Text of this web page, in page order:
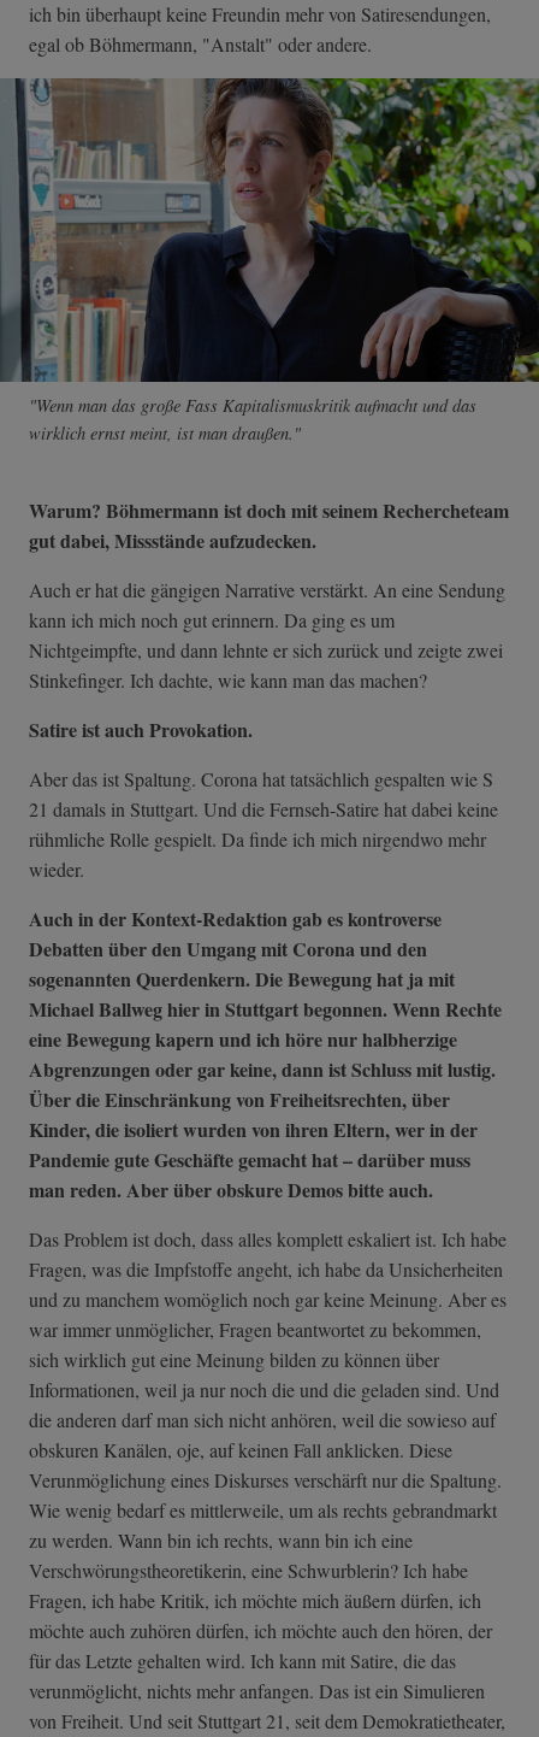
ich bin überhaupt keine Freundin mehr von Satiresendungen,
egal ob Böhmermann, "Anstalt" oder andere.
"Wenn man das große Fass Kapitalismuskritik aufmacht und das
wirklich ernst meint, ist man draußen."
Warum? Böhmermann ist doch mit seinem Rechercheteam
gut dabei, Missstände aufzudecken.
Auch er hat die gängigen Narrative verstärkt. An eine Sendung
kann ich mich noch gut erinnern. Da ging es um
Nichtgeimpfte, und dann lehnte er sich zurück und zeigte zwei
Stinkefinger. Ich dachte, wie kann man das machen?
Satire ist auch Provokation.
Aber das ist Spaltung. Corona hat tatsächlich gespalten wie S
21 damals in Stuttgart. Und die Fernseh-Satire hat dabei keine
rühmliche Rolle gespielt. Da finde ich mich nirgendwo mehr
wieder.
Auch in der Kontext-Redaktion gab es kontroverse
Debatten über den Umgang mit Corona und den
sogenannten Querdenkern. Die Bewegung hat ja mit
Michael Ballweg hier in Stuttgart begonnen. Wenn Rechte
eine Bewegung kapern und ich höre nur halbherzige
Abgrenzungen oder gar keine, dann istSchluss mit lustig.
Über die Einschränkung von Freiheitsrechten, über
Kinder, die isoliert wurden von ihren Eltern, wer in der
Pandemie gute Geschäfte gemacht hat – darüber muss
man reden. Aber über obskure Demos bitte auch.
Das Problem ist doch, dass alles komplett eskaliert ist. Ich habe
Fragen, was die Impfstoffe angeht, ich habe da Unsicherheiten
und zu manchem womöglich noch gar keine Meinung. Aber es
war immer unmöglicher, Fragen beantwortet zu bekommen,
sich wirklich gut eine Meinung bilden zu können über
Informationen, weil ja nur noch die und die geladen sind. Und
die anderen darf man sich nicht anhören, weil die sowieso auf
obskuren Kanälen, oje, auf keinen Fall anklicken. Diese
Verunmöglichung eines Diskurses verschärft nur die Spaltung.
Wie wenig bedarf es mittlerweile, um als rechts gebrandmarkt
zu werden. Wann bin ich rechts, wann bin ich eine
Verschwörungstheoretikerin, eine Schwurblerin? Ich habe
Fragen, ich habe Kritik, ich möchte mich äußern dürfen, ich
möchte auch zuhören dürfen, ich möchte auch den hören, der
für das Letzte gehalten wird. Ich kann mit Satire, die das
verunmöglicht, nichts mehr anfangen. Das ist ein Simulieren
von Freiheit. Und seit Stuttgart 21, seit dem Demokratietheater,